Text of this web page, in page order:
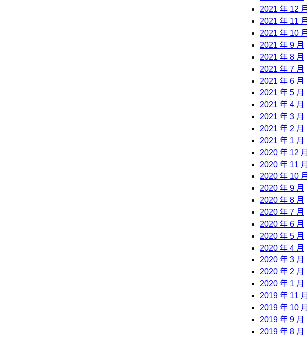
2021 年 12 月
2021 年 11 月
2021 年 10 月
2021 年 9 月
2021 年 8 月
2021 年 7 月
2021 年 6 月
2021 年 5 月
2021 年 4 月
2021 年 3 月
2021 年 2 月
2021 年 1 月
2020 年 12 月
2020 年 11 月
2020 年 10 月
2020 年 9 月
2020 年 8 月
2020 年 7 月
2020 年 6 月
2020 年 5 月
2020 年 4 月
2020 年 3 月
2020 年 2 月
2020 年 1 月
2019 年 11 月
2019 年 10 月
2019 年 9 月
2019 年 8 月